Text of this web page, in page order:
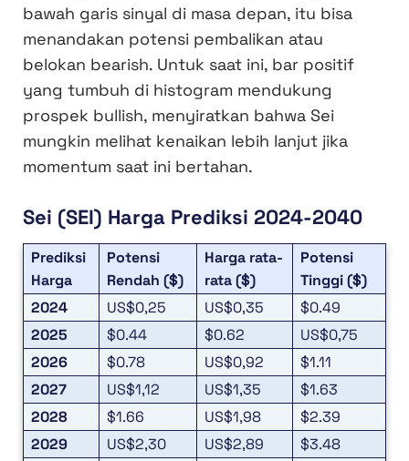
bawah garis sinyal di masa depan, itu bisa
menandakan potensi pembalikan atau
belokan bearish. Untuk saat ini, bar positif
yang tumbuh di histogram mendukung
prospek bullish, menyiratkan bahwa Sei
mungkin melihat kenaikan lebih lanjut jika
momentum saat ini bertahan.
Sei (SEI) Harga Prediksi 2024-2040
Prediksi
Harga
Potensi
Rendah ($)
Harga rata-
rata ($)
Potensi
Tinggi ($)
2024
US$0,25 US$0,35
$0.49
2025
$0.44 $0.62
US$0,75
2026
$0.78 US$0,92
$1.11
2027
US$1,12 US$1,35
$1.63
2028
$1.66 US$1,98
$2.39
2029
US$2,30 US$2,89
$3.48